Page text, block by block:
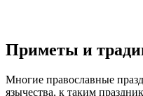
Приметы и
Многие православные
язычества, к таким